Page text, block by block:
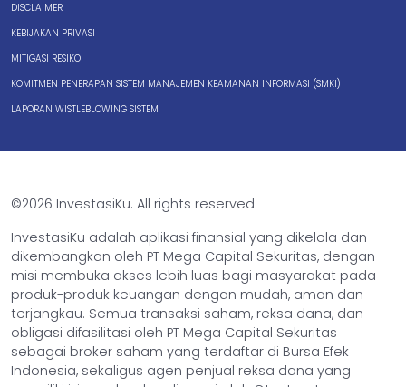
DISCLAIMER
KEBIJAKAN PRIVASI
MITIGASI RESIKO
KOMITMEN PENERAPAN SISTEM MANAJEMEN KEAMANAN INFORMASI (SMKI)
LAPORAN WISTLEBLOWING SISTEM
©2026 InvestasiKu. All rights reserved.
InvestasiKu adalah aplikasi finansial yang dikelola dan
dikembangkan oleh PT Mega Capital Sekuritas, dengan
misi membuka akses lebih luas bagi masyarakat pada
produk-produk keuangan dengan mudah, aman dan
terjangkau. Semua transaksi saham, reksa dana, dan
obligasi difasilitasi oleh PT Mega Capital Sekuritas
sebagai broker saham yang terdaftar di Bursa Efek
Indonesia, sekaligus agen penjual reksa dana yang